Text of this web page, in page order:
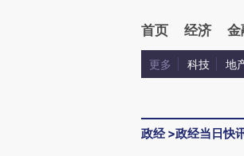
首页 经济 金
更多 科技 地
政经>政经当日快